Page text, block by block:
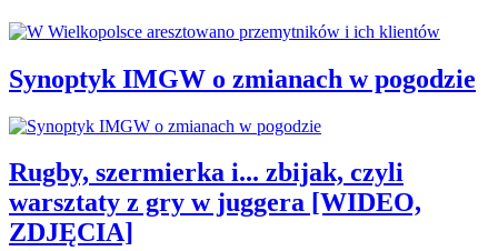
Synoptyk IMGW o zmianach w pogodzie
Rugby, szermierka i... zbijak, czyli
warsztaty z gry w juggera [WIDEO,
ZDJĘCIA]